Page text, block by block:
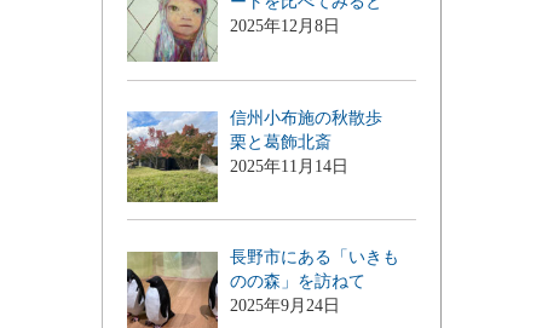
2025年12月8日
信州小布施の秋散歩
栗と葛飾北斎
2025年11月14日
長野市にある「いきも
のの森」を訪ねて
2025年9月24日